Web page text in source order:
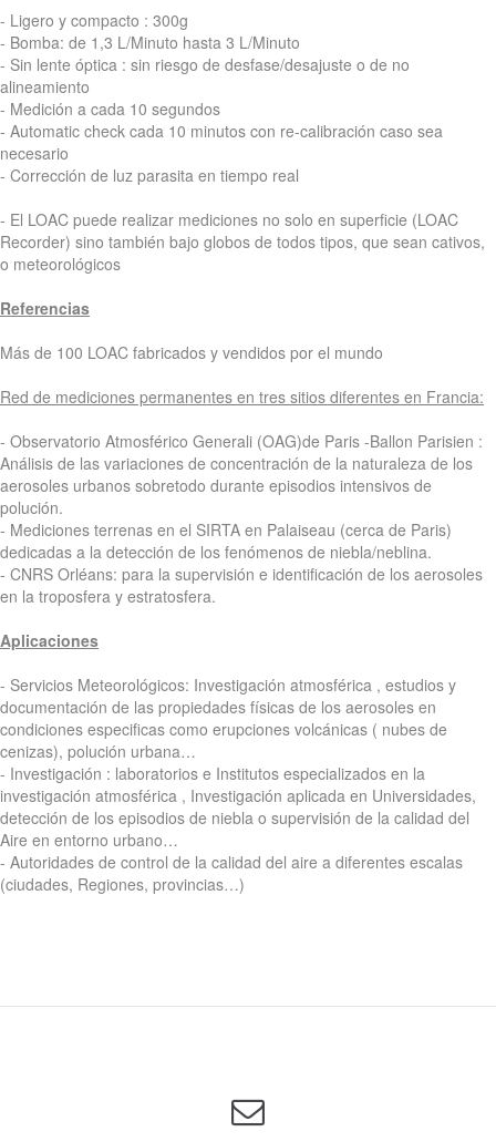
- Ligero y compacto : 300g
- Bomba: de 1,3 L/Minuto hasta 3 L/Minuto
- Sin lente óptica : sin riesgo de desfase/desajuste o de no
alineamiento
- Medición a cada 10 segundos
- Automatic check cada 10 minutos con re-calibración caso sea
necesario
- Corrección de luz parasita en tiempo real
- El LOAC puede realizar mediciones no solo en superficie (LOAC
Recorder) sino también bajo globos de todos tipos, que sean cativos,
o meteorológicos
Referencias
Más de 100 LOAC fabricados y vendidos por el mundo
Red de mediciones permanentes en tres sitios diferentes en Francia:
- Observatorio Atmosférico Generali (OAG)de Paris -Ballon Parisien :
Análisis de las variaciones de concentración de la naturaleza de los
aerosoles urbanos sobretodo durante episodios intensivos de
polución.
- Mediciones terrenas en el SIRTA en Palaiseau (cerca de Paris)
dedicadas a la detección de los fenómenos de niebla/neblina.
- CNRS Orléans: para la supervisión e identificación de los aerosoles
en la troposfera y estratosfera.
Aplicaciones
- Servicios Meteorológicos: Investigación atmosférica , estudios y
documentación de las propiedades físicas de los aerosoles en
condiciones especificas como erupciones volcánicas ( nubes de
cenizas), polución urbana…
- Investigación : laboratorios e Institutos especializados en la
investigación atmosférica , Investigación aplicada en Universidades,
detección de los episodios de niebla o supervisión de la calidad del
Aire en entorno urbano…
- Autoridades de control de la calidad del aire a diferentes escalas
(ciudades, Regiones, provincias…)